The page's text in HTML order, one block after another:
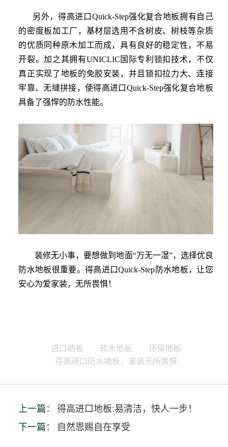
另外，得高进口 Quick-Step强化复合地板拥有自己
的密度板加工厂，基材层选用不含树皮、树枝等杂质
的优质同种原木加工而成，具有良好的稳定性，不易
开裂。加之其拥有UNICLIC国际专利锁扣技术，不仅
真正实现了地板的免胶安装，并且锁扣拉力大、连接
牢靠、无缝拼接，使得高进口Quick-Step强化复合地板
具备了强悍的防水性能。
装修无小事，要想做到地面“万无一湿”，选择优良
防水地板很重要。得高进口Quick-Step防水地板，让您
安心为爱家装，无所畏惧！
进口地板 软木地板
环保地板
得高进口防水地板，家装无所畏惧
上一篇：
得高进口地板:易清洁，快人一步！
下一篇：
自然恩赐自在享受